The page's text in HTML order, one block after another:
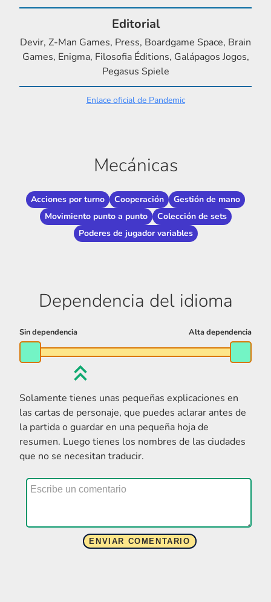
Editorial
Devir, Z-Man Games, Press, Boardgame Space, Brain
Games, Enigma, Filosofia Éditions, Galápagos Jogos,
Pegasus Spiele
Enlace oficial de Pandemic
Mecánicas
Acciones por turno Cooperación
Gestión de mano
Movimiento punto a punto
Colección de sets
Poderes de jugador variables
Dependencia del idioma
Solamente tienes unas pequeñas explicaciones en
las cartas de personaje, que puedes aclarar antes de
la partida o guardar en una pequeña hoja de
resumen. Luego tienes los nombres de las ciudades
que no se necesitan traducir.